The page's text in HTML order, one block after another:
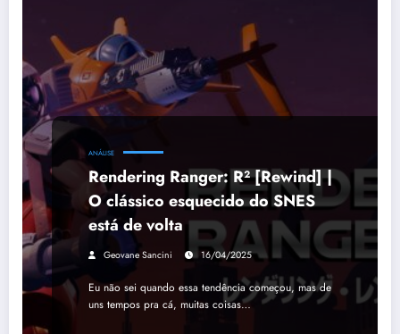
ANÁLISE
Rendering Ranger: R² [Rewind] |
O clássico esquecido do SNES
está de volta
Geovane Sancini 16/04/2025
Eu não sei quando essa tendência começou, mas de
uns tempos pra cá, muitas coisas…